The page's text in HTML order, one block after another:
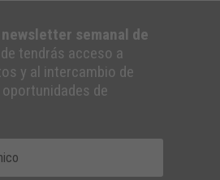
semanal de
tendrás acceso a
y al intercambio de
de